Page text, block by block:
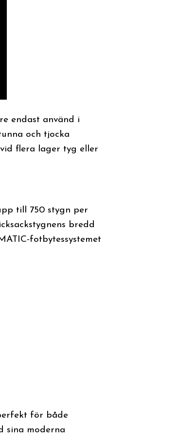
endast använd i
och tjocka
flera lager tyg eller
till 750 stygn per
bredd
fotbytessystemet
för både
sina moderna